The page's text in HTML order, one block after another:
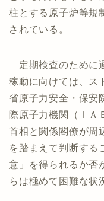
柱とする原子炉等規
されている。
定期検査のために
稼動に向けては、ス
省原子力安全・保安
際原子力機関（ＩＡ
首相と関係閣僚が周
を踏まえて判断する
意」を得られるか否
らは極めて困難な状